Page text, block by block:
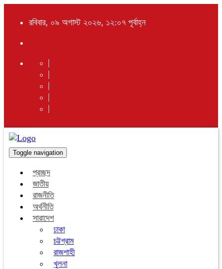
রবিবার, ০৯ অগাস্ট ২০২৬, ১২:০৭ পূর্বাহ্ন
Toggle navigation
প্রচ্ছদ
জাতীয়
রাজনীতি
অর্থনীতি
সারাদেশ
ঢাকা
চট্টগ্রাম
রাজশাহী
খুলনা